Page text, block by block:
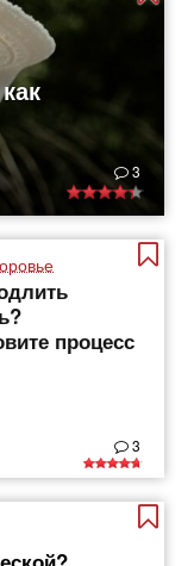
3
процесс
3